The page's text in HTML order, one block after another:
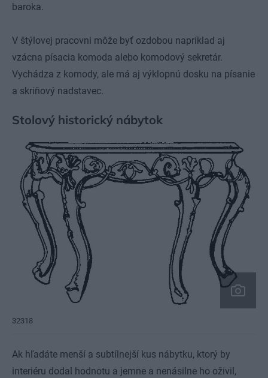
baroka.
V štýlovej pracovni môže byť ozdobou napríklad aj
vzácna písacia komoda alebo komodový sekretár.
Vychádza z komody, ale má aj výklopnú dosku na písanie
a skriňový nadstavec.
Stolový historický nábytok
32318
Ak hľadáte menší a subtílnejší kus nábytku, ktorý by
interiéru dodal hodnotu a jemne a nenásilne ho oživil,